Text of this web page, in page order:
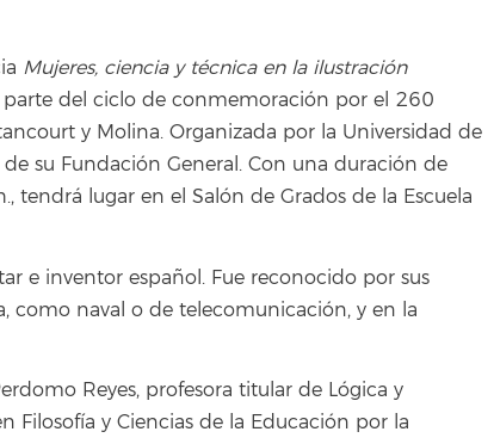
Mujeres, ciencia y técnica en la ilustración
del ciclo de conmemoración por el 260
y Molina. Organizada por la Universidad de
su Fundación General. Con una duración de
tendrá lugar en el Salón de Grados de la Escuela
e inventor español. Fue reconocido por sus
como naval o de telecomunicación, y en la
Reyes, profesora titular de Lógica y
Filosofía y Ciencias de la Educación por la